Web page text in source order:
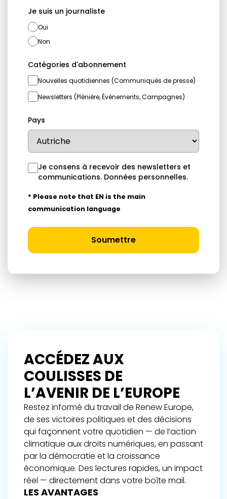
Je suis un journaliste
Oui
Non
Catégories d'abonnement
Nouvelles quotidiennes (Communiqués de presse)
Newsletters (Plénière, Événements, Campagnes)
Pays
Je consens à recevoir des newsletters et
communications. Données personnelles.
* Please note that EN is the main
communication language
Soumettre
ACCÉDEZ AUX
COULISSES DE
L’AVENIR DE L’EUROPE
Restez informé du travail de Renew Europe,
de ses victoires politiques et des décisions
qui façonnent votre quotidien — de l’action
climatique aux droits numériques, en passant
par la démocratie et la croissance
économique. Des lectures rapides, un impact
réel — directement dans votre boîte mail.
LES AVANTAGES